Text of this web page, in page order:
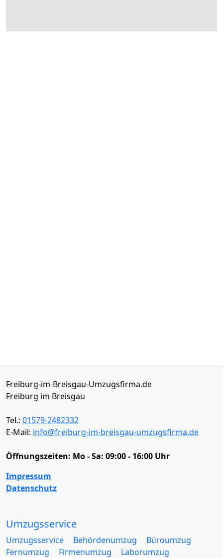
Freiburg-im-Breisgau-Umzugsfirma.de
Freiburg im Breisgau
Tel.: 01579-2482332
E-Mail: info@freiburg-im-breisgau-umzugsfirma.de
Öffnungszeiten: Mo - Sa: 09:00 - 16:00 Uhr
Impressum
Datenschutz
Umzugsservice
Umzugsservice Behördenumzug
Büroumzug
Fernumzug
Firmenumzug
Laborumzug